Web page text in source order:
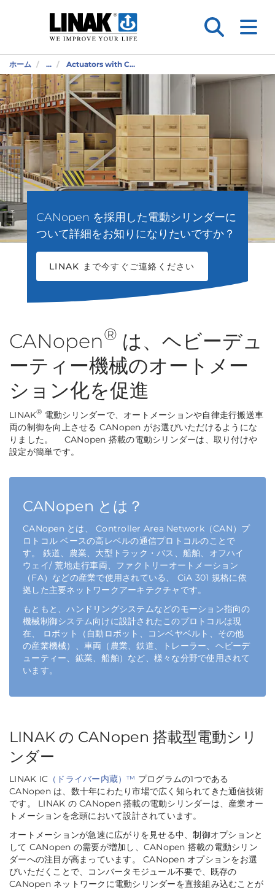
ホーム ... Actuators with C...
CANopen を採用した電動シリンダーに
ついて詳細をお知りになりたいですか？
LINAK まで今すぐご連絡ください
CANopen® は、ヘビーデュ
ーティー機械のオートメー
ション化を促進
LINAK® 電動シリンダーで、オートメーションや自律走行搬送車
両の制御を向上させる CANopen がお選びいただけるようにな
りました。 CANopen 搭載の電動シリンダーは、取り付けや
設定が簡単です。
CANopen とは？
CANopen とは、 Controller Area Network（CAN）プ
ロトコル ベースの高レベルの通信プロトコルのことで
す。 鉄道、農業、大型トラック・バス、船舶、オフハイ
ウェイ/ 荒地走行車両、ファクトリーオートメーション
（FA）などの産業で使用されている、 CiA 301 規格に依
拠した主要ネットワークアーキテクチャです。
もともと、ハンドリングシステムなどのモーション指向の
機械制御システム向けに設計されたこのプロトコルは現
在、 ロボット（自動ロボット、コンベヤベルト、その他
の産業機械）、車両（農業、鉄道、トレーラー、ヘビーデ
ューティー、鉱業、船舶）など、様々な分野で使用されて
います。
LINAK の CANopen 搭載型電動シリ
ンダー
LINAK IC （ドライバー内蔵）™ プログラムの1つである
CANopen は、数十年にわたり市場で広く知られてきた通信技術
です。 LINAK の CANopen 搭載の電動シリンダーは、産業オー
トメーションを念頭において設計されています。
オートメーションが急速に広がりを見せる中、制御オプションと
して CANopen の需要が増加し、CANopen 搭載の電動シリン
ダーへの注目が高まっています。 CANopen オプションをお選
びいただくことで、コンバータモジュール不要で、既存の
CANopen ネットワークに電動シリンダーを直接組み込むことが